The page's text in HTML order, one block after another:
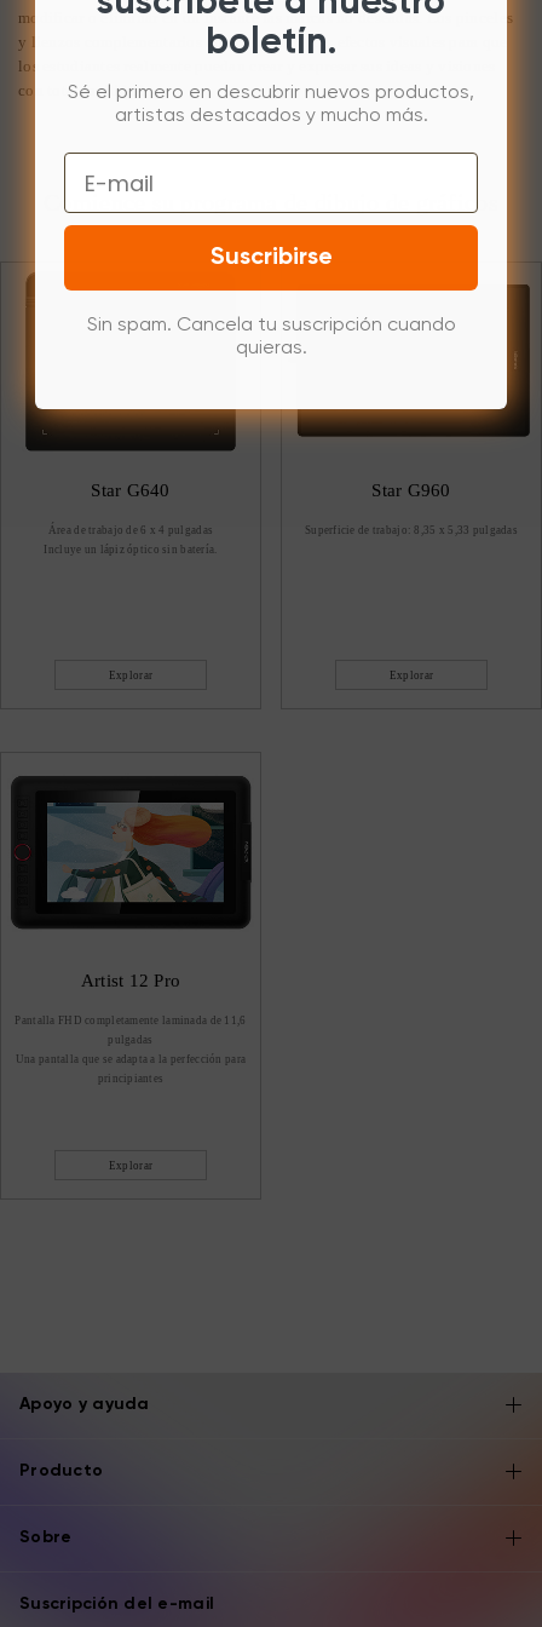
modificar o eliminar en un instante las marcas no deseadas. Los pinceles
y lienzos complementarios admiten diferentes efectos visuales para que
los estudiantes realmente puedan crear y expresar sus ideas y visiones
con total facilidad.
Comience su programa de dibujo de gráficos
Star G640
Área de trabajo de 6 x 4 pulgadas
Incluye un lápiz óptico sin batería.
Explorar
Star G960
Superficie de trabajo: 8,35 x 5,33 pulgadas
Explorar
Artist 12 Pro
Pantalla FHD completamente laminada de 11,6
pulgadas
Una pantalla que se adapta a la perfección para
principiantes
Explorar
Apoyo y ayuda
Producto
Sobre
Suscripción del e-mail
boletín.
Sé el primero en descubrir nuevos productos,
artistas destacados y mucho más.
Email
Suscribirse
Sin spam. Cancela tu suscripción cuando
quieras.